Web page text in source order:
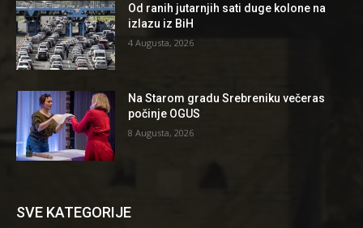
Od ranih jutarnjih sati duge kolone na
izlazu iz BiH
4 Augusta, 2026
Na Starom gradu Srebreniku večeras
počinje OGUS
8 Augusta, 2026
SVE KATEGORIJE